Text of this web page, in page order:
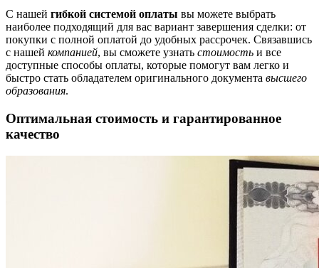
С нашей гибкой системой оплаты вы можете выбрать
наиболее подходящий для вас вариант завершения сделки: от
покупки с полной оплатой до удобных рассрочек. Связавшись
с нашей компанией, вы сможете узнать стоимость и все
доступные способы оплаты, которые помогут вам легко и
быстро стать обладателем оригинального документа высшего
образования.
Оптимальная стоимость и гарантированное
качество